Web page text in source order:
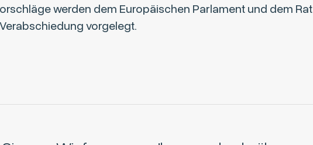
werden dem Europäischen Parlament und dem Rat
vorgelegt.